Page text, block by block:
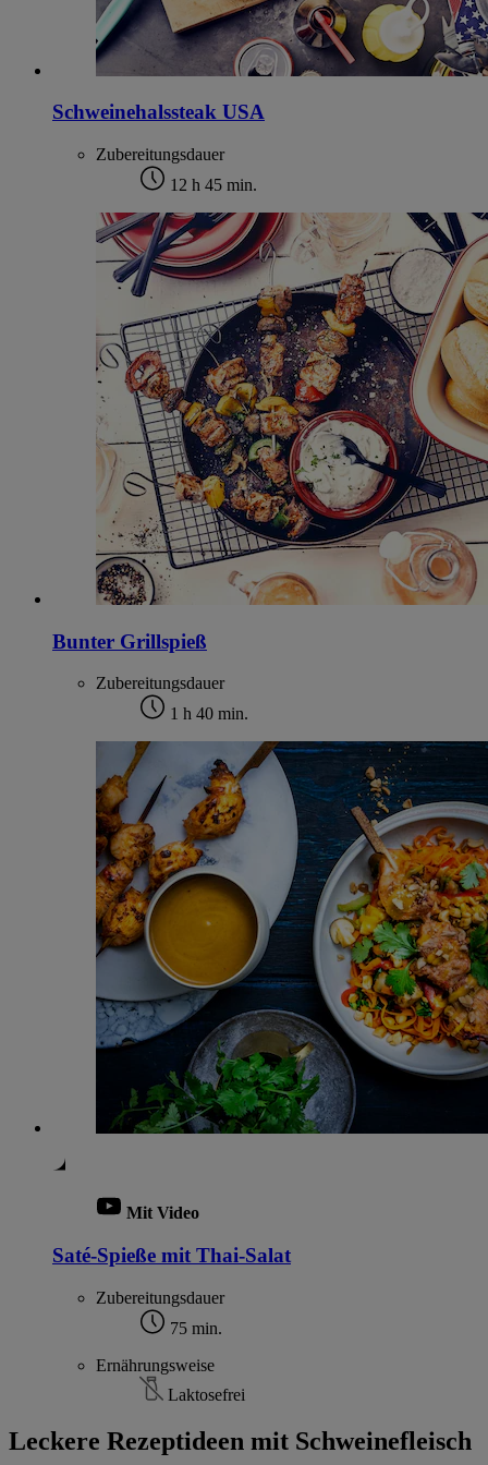
Schweinehalssteak USA
Zubereitungsdauer
12 h 45 min.
Bunter Grillspieß
Zubereitungsdauer
1 h 40 min.
Mit Video
Saté-Spieße mit Thai-Salat
Zubereitungsdauer
75 min.
Ernährungsweise
Laktosefrei
Leckere Rezeptideen mit Schweinefleisch